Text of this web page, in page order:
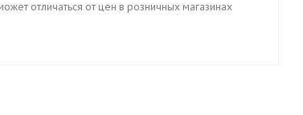
отличаться от цен в розничных магазинах